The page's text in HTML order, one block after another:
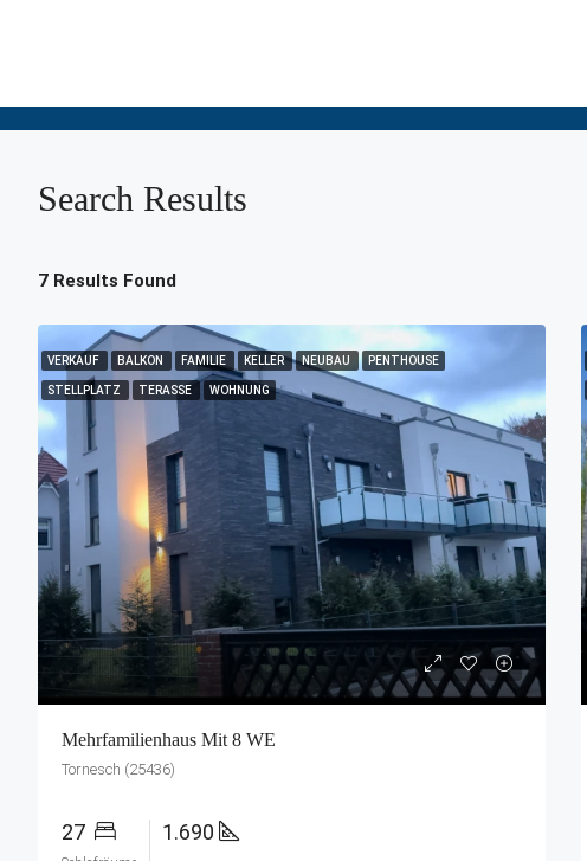
Search Results
7 Results Found
VERKAUF BALKON FAMILIE KELLER NEUBAU PENTHOUSE
STELLPLATZ TERASSE WOHNUNG
Mehrfamilienhaus Mit 8 WE
Tornesch (25436)
27 1.690